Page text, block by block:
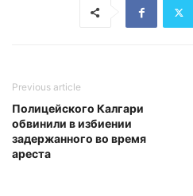
Previous article
Полицейского Калгари
обвинили в избиении
задержанного во время
ареста